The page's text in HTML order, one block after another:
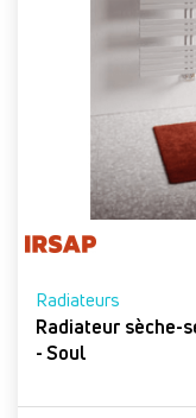
Radiateurs
Radiateur sèche-
- Soul